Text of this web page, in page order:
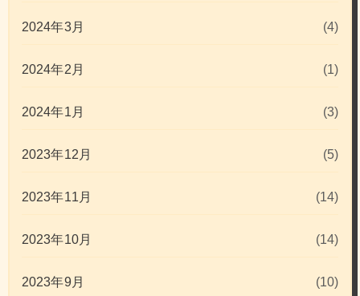
2024年3月 (4)
2024年2月 (1)
2024年1月 (3)
2023年12月 (5)
2023年11月 (14)
2023年10月 (14)
2023年9月 (10)